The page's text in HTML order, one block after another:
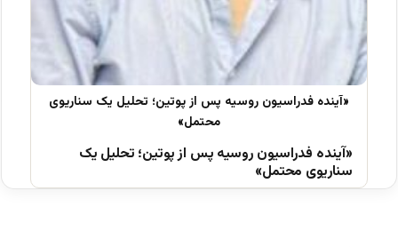
«آینده فدراسیون روسیه پس از پوتین؛ تحلیل یک
سناریوی محتمل»